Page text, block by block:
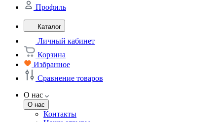
Профиль
Каталог
Личный кабинет
Корзина
Избранное
Сравнение товаров
О нас
О нас
Контакты